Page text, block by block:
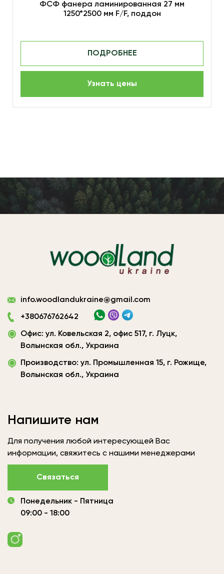
ФСФ фанера ламинированная 27 мм
1250*2500 мм F/F, поддон
ПОДРОБНЕЕ
Узнать цены
Виготовлення
матеріалів
|
ТОВ
України»
info.woodlandukraine@gmail.com
+380676762642
Офис: ул. Ковельская 2, офис 517, г. Луцк,
Волынская обл., Украина
Производство: ул. Промышленная 15, г. Рожище,
Волынская обл., Украина
Напишите нам
Для получения любой интересующей Вас
информации, свяжитесь с нашими менеджерами
Связаться
Понедельник - Пятница
09:00 - 18:00